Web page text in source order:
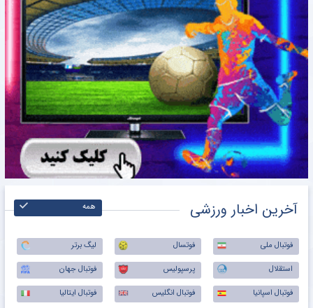
آخرین اخبار ورزشی همه
فوتبال ملی فوتسال
لیگ برتر
استقلال
پرسپولیس
فوتبال جهان
فوتبال اسپانیا
فوتبال انگلیس
فوتبال ایتالیا